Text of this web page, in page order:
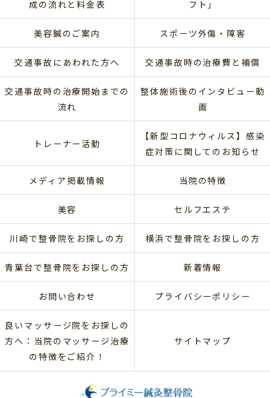
成の流れと料金表
フト」
美容鍼のご案内 スポーツ外傷・障害
交通事故にあわれた方へ 交通事故時の治療費と補償
交通事故時の治療開始までの
流れ
整体施術後のインタビュー動
画
トレーナー活動
【新型コロナウィルス】感染
症対策に関してのお知らせ
メディア掲載情報 当院の特徴
美容 セルフエステ
川崎で整骨院をお探しの方 横浜で整骨院をお探しの方
青葉台で整骨院をお探しの方 新着情報
お問い合わせ プライバシーポリシー
良いマッサージ院をお探しの
方へ：当院のマッサージ治療
の特徴をご紹介！
サイトマップ